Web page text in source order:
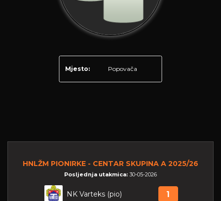
Mjesto: Popovača
HNLŽM PIONIRKE - CENTAR SKUPINA A 2025/26
Posljednja utakmica: 30-05-2026
NK Varteks (pio) 1